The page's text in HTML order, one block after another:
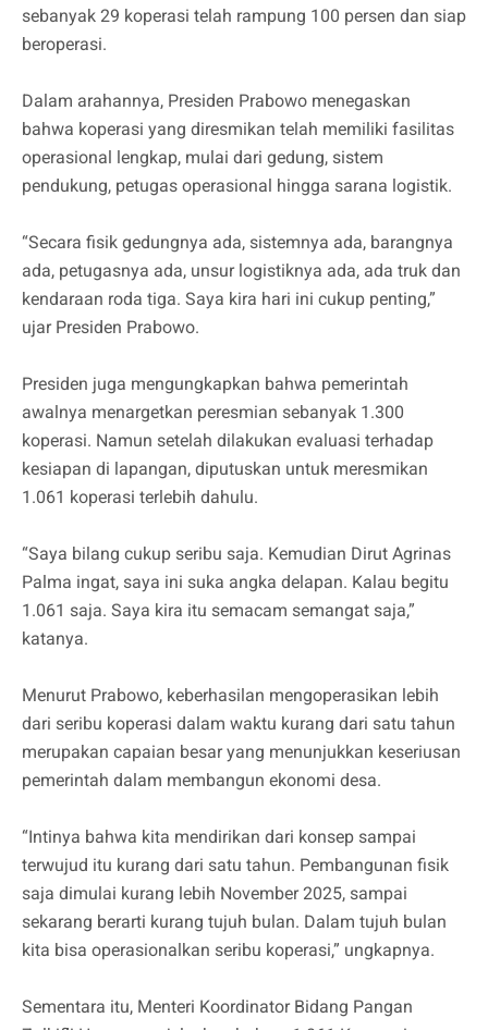
sebanyak 29 koperasi telah rampung 100 persen dan siap
beroperasi.
Dalam arahannya, Presiden Prabowo menegaskan
bahwa koperasi yang diresmikan telah memiliki fasilitas
operasional lengkap, mulai dari gedung, sistem
pendukung, petugas operasional hingga sarana logistik.
“Secara fisik gedungnya ada, sistemnya ada, barangnya
ada, petugasnya ada, unsur logistiknya ada, ada truk dan
kendaraan roda tiga. Saya kira hari ini cukup penting,”
ujar Presiden Prabowo.
Presiden juga mengungkapkan bahwa pemerintah
awalnya menargetkan peresmian sebanyak 1.300
koperasi. Namun setelah dilakukan evaluasi terhadap
kesiapan di lapangan, diputuskan untuk meresmikan
1.061 koperasi terlebih dahulu.
“Saya bilang cukup seribu saja. Kemudian Dirut Agrinas
Palma ingat, saya ini suka angka delapan. Kalau begitu
1.061 saja. Saya kira itu semacam semangat saja,”
katanya.
Menurut Prabowo, keberhasilan mengoperasikan lebih
dari seribu koperasi dalam waktu kurang dari satu tahun
merupakan capaian besar yang menunjukkan keseriusan
pemerintah dalam membangun ekonomi desa.
“Intinya bahwa kita mendirikan dari konsep sampai
terwujud itu kurang dari satu tahun. Pembangunan fisik
saja dimulai kurang lebih November 2025, sampai
sekarang berarti kurang tujuh bulan. Dalam tujuh bulan
kita bisa operasionalkan seribu koperasi,” ungkapnya.
Sementara itu, Menteri Koordinator Bidang Pangan